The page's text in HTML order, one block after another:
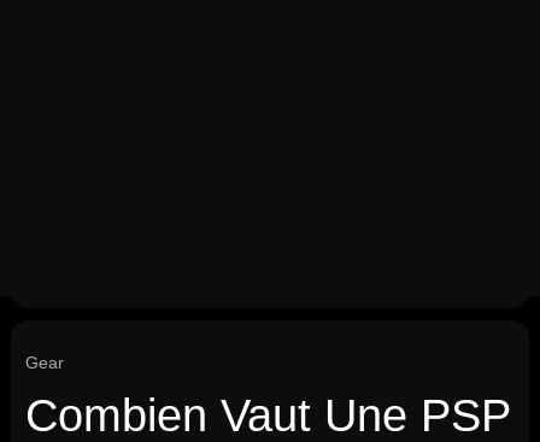
Gear
Combien Vaut Une PSP